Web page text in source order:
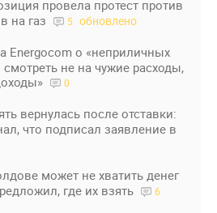
провела протест против
на газ
5 обновлено
Energocom о «неприличных
не на чужие расходы,
0
вернулась после отставки:
что подписал заявление в
может не хватить денег
где их взять
6